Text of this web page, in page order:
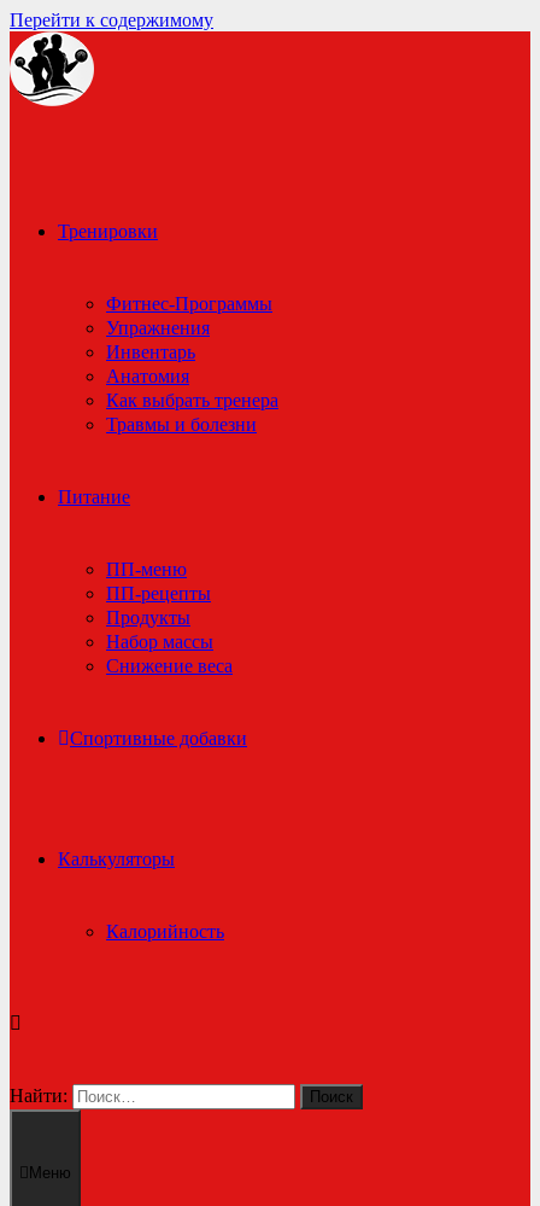
Перейти к содержимому
Тренировки
Фитнес-Программы
Упражнения
Инвентарь
Анатомия
Как выбрать тренера
Травмы и болезни
Питание
ПП-меню
ПП-рецепты
Продукты
Набор массы
Снижение веса
Спортивные добавки
Калькуляторы
Калорийность
Найти:
Меню